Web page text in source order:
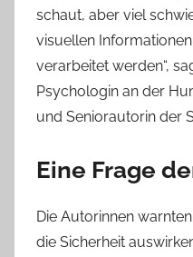
schaut, aber viel
visuellen
verarbeitet werden“,
Psychologin an der
und Seniorautorin der
Eine Frage
Die Autorinnen
die Sicherheit